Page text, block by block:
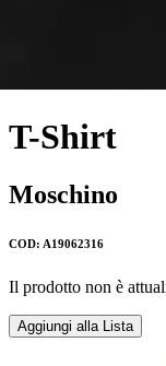
T-Shirt
Moschino
COD: A19062316
Il prodotto non è
Aggiungi alla Lista